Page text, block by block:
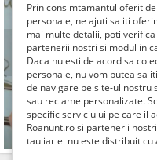
Prev
Prin consimtamantul oferit
personale, ne ajuti sa iti
mai multe detalii, poti
partenerii nostri si modul in
Daca nu esti de acord sa
personale, nu vom putea sa
de navigare pe site-ul nostru
sau reclame personalizate.
specific serviciului pe care il
Roanunt.ro si partenerii
tau iar el nu este distribuit